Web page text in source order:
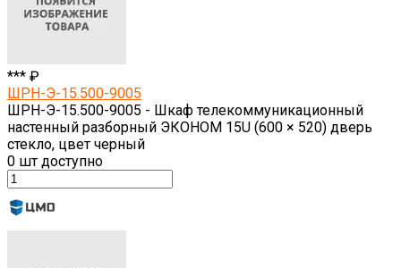
*** ₽
ШРН-Э-15.500-9005
ШРН-Э-15.500-9005 - Шкаф телекоммуникационный
настенный разборный ЭКОНОМ 15U (600 × 520) дверь
стекло, цвет черный
0 шт доступно